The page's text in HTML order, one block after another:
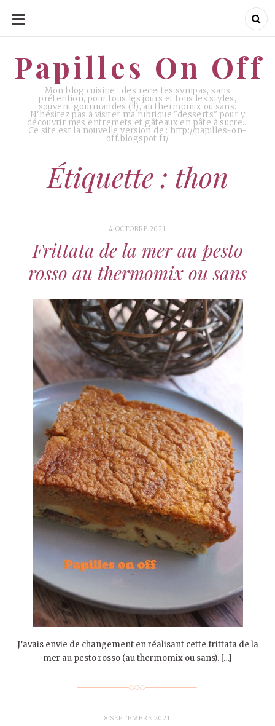
ALLER
CONTENU
Papilles On Off
Mon blog cuisine : des recettes sympas, sans
prétention, pour tous les jours et tous les styles,
souvent gourmandes (!!), au thermomix ou sans.
N'hésitez pas à visiter ma rubrique "desserts" pour y
découvrir mes entremets et gâteaux en pâte à sucre…
Ce site est la nouvelle version de : http://papilles-on-
off.blogspot.fr/
Papilles On Off
Étiquette : thon
4 OCTOBRE 2021
Frittata de la mer au pesto
rosso au thermomix ou sans
J’avais envie de changement en réalisant cette frittata de la
mer au pesto rosso (au thermomix ou sans). […]
8 SEPTEMBRE 2021